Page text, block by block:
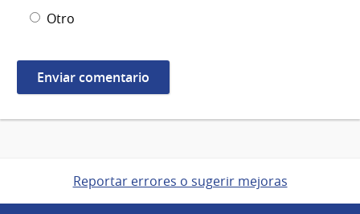
Otro
Reportar errores o sugerir mejoras